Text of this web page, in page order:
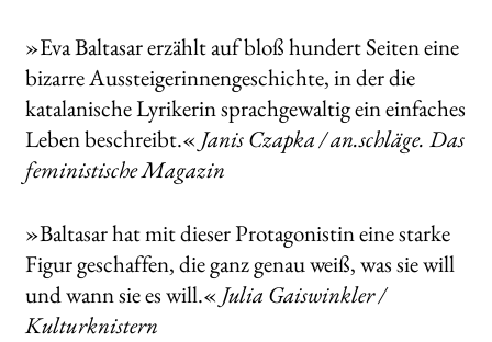
»Eva Baltasar erzählt auf bloß hundert Seiten eine
bizarre Aussteigerinnengeschichte, in der die
katalanische Lyrikerin sprachgewaltig ein einfaches
Leben beschreibt.« Janis Czapka / an.schläge. Das
feministische Magazin
»Baltasar hat mit dieser Protagonistin eine starke
Figur geschaffen, die ganz genau weiß, was sie will
und wann sie es will.« Julia Gaiswinkler /
Kulturknistern